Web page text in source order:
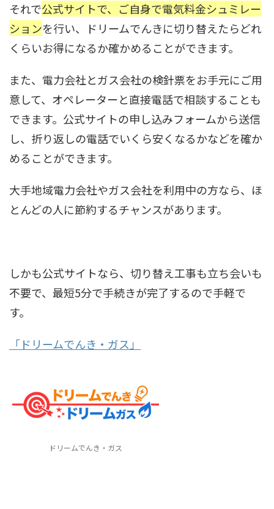
それで公式サイトで、ご自身で電気料金シュミレー
ションを行い、ドリームでんきに切り替えたらどれ
くらいお得になるか確かめることができます。
また、電力会社とガス会社の検針票をお手元にご用
意して、オペレーターと直接電話で相談することも
できます。公式サイトの申し込みフォームから送信
し、折り返しの電話でいくら安くなるかなどを確か
めることができます。
大手地域電力会社やガス会社を利用中の方なら、ほ
とんどの人に節約するチャンスがあります。
しかも公式サイトなら、切り替え工事も立ち会いも
不要で、最短5分で手続きが完了するので手軽で
す。
「ドリームでんき・ガス」
ドリームでんき・ガス